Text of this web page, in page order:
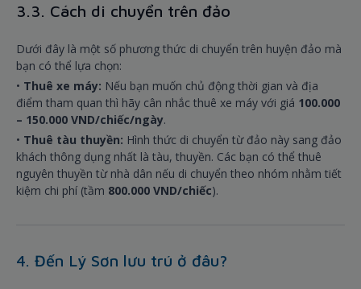
3.3. Cách di chuyển trên đảo
Dưới đây là một số phương thức di chuyển trên huyện đảo mà
bạn có thể lựa chọn:
• Thuê xe máy: Nếu bạn muốn chủ động thời gian và địa
điểm tham quan thì hãy cân nhắc thuê xe máy với giá 100.000
– 150.000 VND/chiếc/ngày.
• Thuê tàu thuyền: Hình thức di chuyển từ đảo này sang đảo
khách thông dụng nhất là tàu, thuyền. Các bạn có thể thuê
nguyên thuyền từ nhà dân nếu di chuyển theo nhóm nhằm tiết
kiệm chi phí (tầm 800.000 VND/chiếc).
4. Đến Lý Sơn lưu trú ở đâu?